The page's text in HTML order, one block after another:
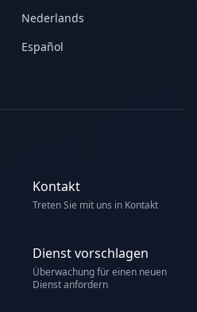
Nederlands
Español
Kontakt
Treten Sie mit uns in Kontakt
Dienst vorschlagen
Überwachung für einen neuen
Dienst anfordern